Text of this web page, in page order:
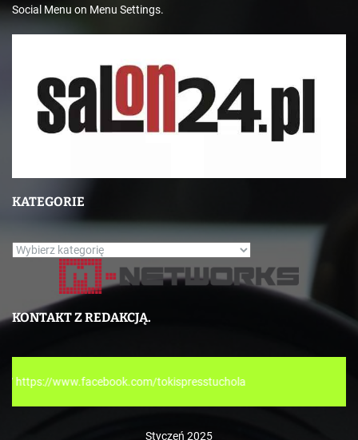
Social Menu on Menu Settings.
KATEGORIE
K
e
e
KONTAKT Z REDAKCJĄ.
tokispresstuchola
Styczeń 2025